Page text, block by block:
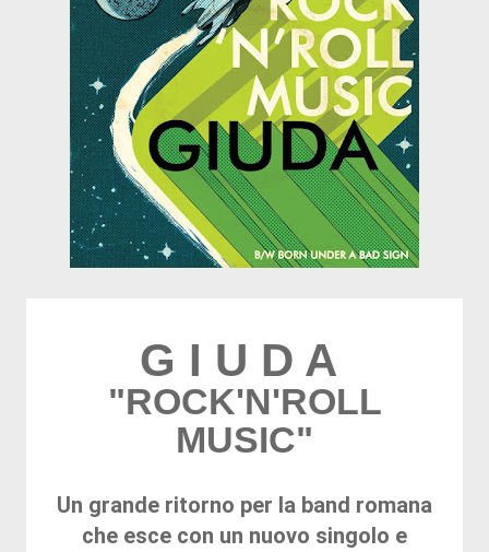
G I U D A
"ROCK'N'ROLL
MUSIC"
Un grande ritorno per la band romana
che esce con un nuovo singolo e